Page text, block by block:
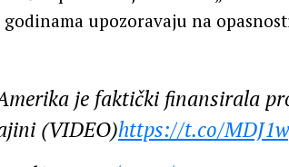
upozoravaju na
je faktički finansirala
(VIDEO)https://t.co/